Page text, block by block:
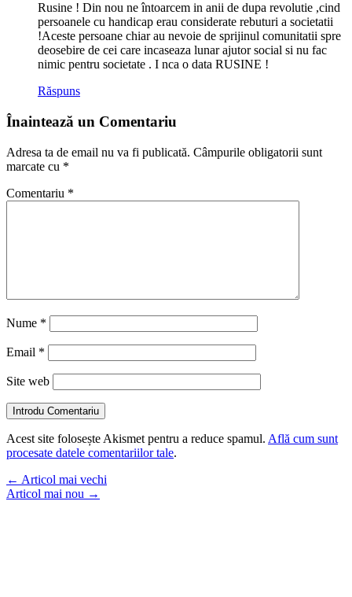
Rusine ! Din nou ne întoarcem in anii de dupa revolutie ,cind
persoanele cu handicap erau considerate rebuturi a societatii
!Aceste persoane chiar au nevoie de sprijinul comunitatii spre
deosebire de cei care incaseaza lunar ajutor social si nu fac
nimic pentru societate . I nca o data RUSINE !
Răspuns
Înaintează un Comentariu
Adresa ta de email nu va fi publicată. Câmpurile obligatorii sunt
marcate cu *
Comentariu *
Nume *
Email *
Site web
Introdu Comentariu
Acest site folosește Akismet pentru a reduce spamul. Află cum sunt
procesate datele comentariilor tale.
← Articol mai vechi
Articol mai nou →